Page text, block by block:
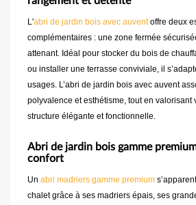
L'abri de jardin bois avec auventoffre deux
complémentaires : une zone fermée
attenant. Idéal pour stocker du bois de
ou installer une terrasse conviviale, il
usages. L’abri de jardin bois avec auvent
polyvalence et esthétisme, tout en valorisant
structure élégante et fonctionnelle.
Abri de jardin bois gamme
confort
Un abri madriers gamme premium
chalet grâce à ses madriers épais, ses